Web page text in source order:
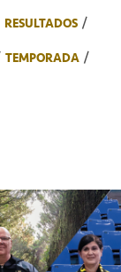
RESULTADOS
TEMPORADA